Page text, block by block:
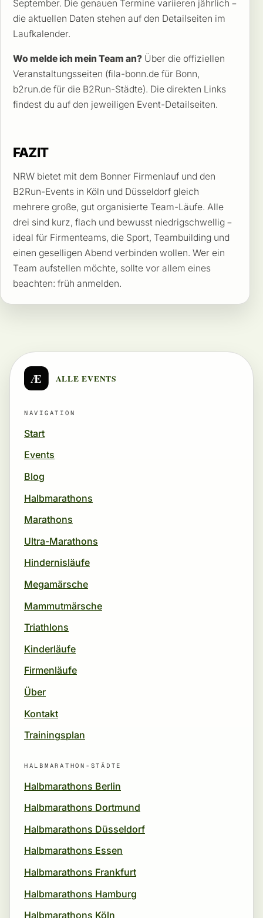
September. Die genauen Termine variieren jährlich –
die aktuellen Daten stehen auf den Detailseiten im
Laufkalender.
Wo melde ich mein Team an?Über die offiziellen
Veranstaltungsseiten (fila-bonn.de für Bonn,
b2run.de für die B2Run-Städte). Die direkten Links
findest du auf den jeweiligen Event-Detailseiten.
FAZIT
NRW bietet mit dem Bonner Firmenlauf und den
B2Run-Events in Köln und Düsseldorf gleich
mehrere große, gut organisierte Team-Läufe. Alle
drei sind kurz, flach und bewusst niedrigschwellig –
ideal für Firmenteams, die Sport, Teambuilding und
einen geselligen Abend verbinden wollen. Wer ein
Team aufstellen möchte, sollte vor allem eines
beachten: früh anmelden.
Æ ALLE EVENTS
NAVIGATION
Start
Events
Blog
Halbmarathons
Marathons
Ultra-Marathons
Hindernisläufe
Megamärsche
Mammutmärsche
Triathlons
Kinderläufe
Firmenläufe
Über
Kontakt
Trainingsplan
HALBMARATHON-STÄDTE
Halbmarathons Berlin
Halbmarathons Dortmund
Halbmarathons Düsseldorf
Halbmarathons Essen
Halbmarathons Frankfurt
Halbmarathons Hamburg
Halbmarathons Köln